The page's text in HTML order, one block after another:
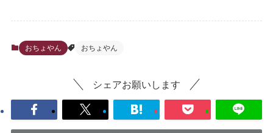
おちょやん おちょやん
シェアお願いします